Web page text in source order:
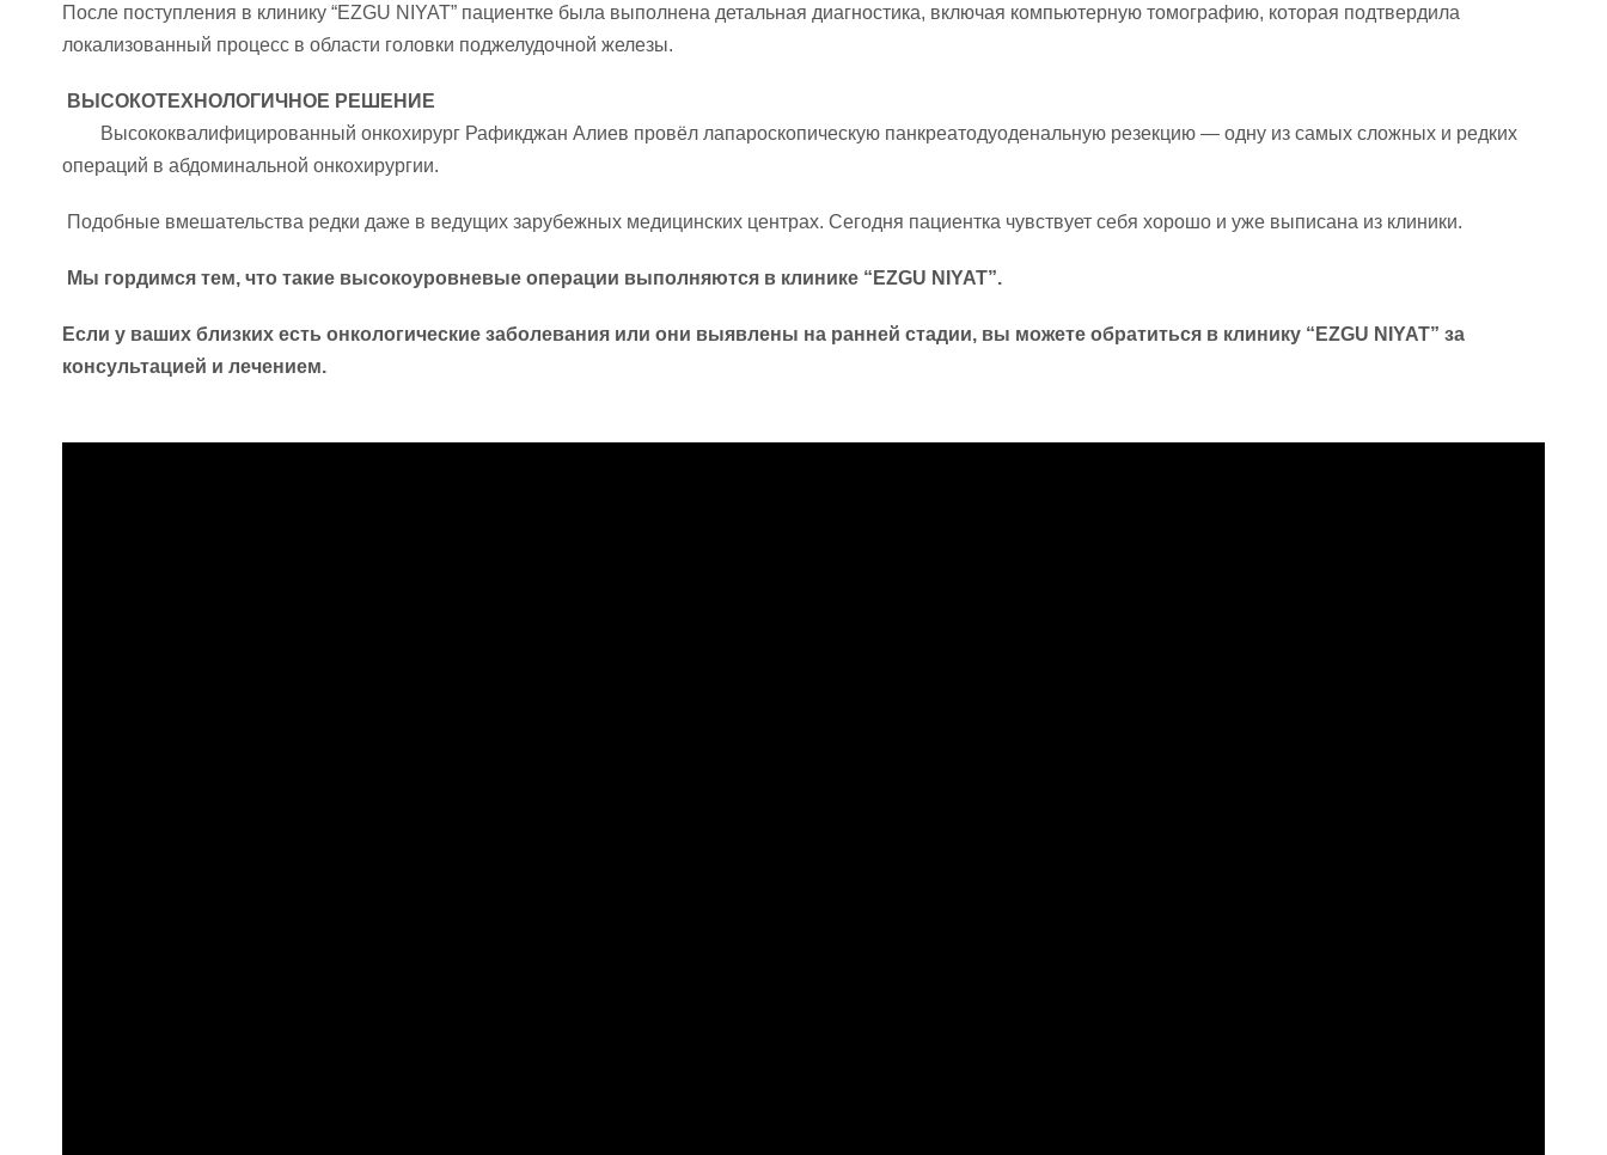
После поступления в клинику “EZGU NIYAT” пациентке была выполнена детальная диагностика, включая компьютерную томографию, которая подтвердила
локализованный процесс в области головки поджелудочной железы.
ВЫСОКОТЕХНОЛОГИЧНОЕ РЕШЕНИЕ
Высококвалифицированный онкохирург Рафикджан Алиев провёл лапароскопическую панкреатодуоденальную резекцию — одну из самых сложных и редких
операций в абдоминальной онкохирургии.
Подобные вмешательства редки даже в ведущих зарубежных медицинских центрах. Сегодня пациентка чувствует себя хорошо и уже выписана из клиники.
Мы гордимся тем, что такие высокоуровневые операции выполняются в клинике “EZGU NIYAT”.
Если у ваших близких есть онкологические заболевания или они выявлены на ранней стадии, вы можете обратиться в клинику “EZGU NIYAT” за
консультацией и лечением.